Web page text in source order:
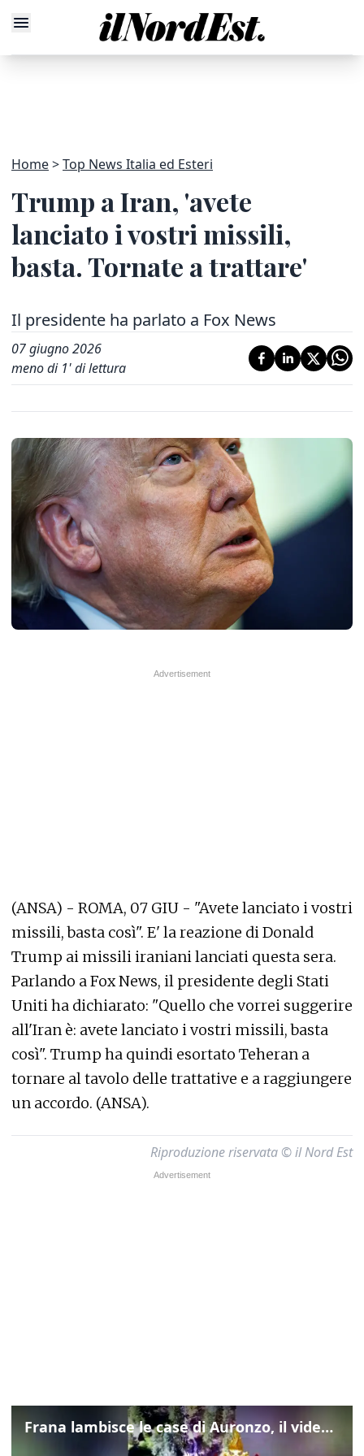
Home Top News Italia ed Esteri
Trump a Iran, 'avete
lanciato i vostri missili,
basta. Tornate a trattare'
Il presidente ha parlato a Fox News
07 giugno 2026
meno di 1' di lettura
(ANSA) - ROMA, 07 GIU - "Avete lanciato i vostri
missili, basta così". E' la reazione di Donald
Trump ai missili iraniani lanciati questa sera.
Parlando a Fox News, il presidente degli Stati
Uniti ha dichiarato: "Quello che vorrei suggerire
all'Iran è: avete lanciato i vostri missili, basta
così". Trump ha quindi esortato Teheran a
tornare al tavolo delle trattative e a raggiungere
un accordo. (ANSA).
Riproduzione riservata © il Nord Est
Frana lambisce le case di Auronzo, il video dall'elicottero dei vigili del fuoco